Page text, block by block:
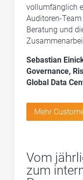
vollumfänglich
Auditoren-
Beratung und
Sebastian
Governance,
Global Data
Mehr
Vom
zum